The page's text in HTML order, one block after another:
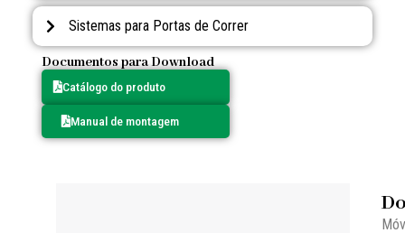
Sistemas para Portas de Correr
Documentos para Download
Catálogo do produto
Manual de montagem